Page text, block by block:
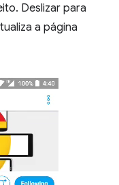
Deslizar para
a página